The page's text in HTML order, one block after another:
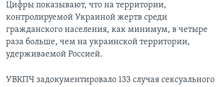
Цифры показывают, что на территории,
контролируемой Украиной жертв среди
гражданского населения, как минимум, в четыре
раза больше, чем на украинской территории,
удерживаемой Россией.
УВКПЧ задокументировало 133 случая сексуального